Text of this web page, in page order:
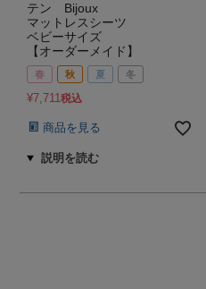
テン Bijoux
マットレスシーツ
ベビーサイズ
【オーダーメイド】
春 秋 夏 冬
¥7,711税込
商品を見る